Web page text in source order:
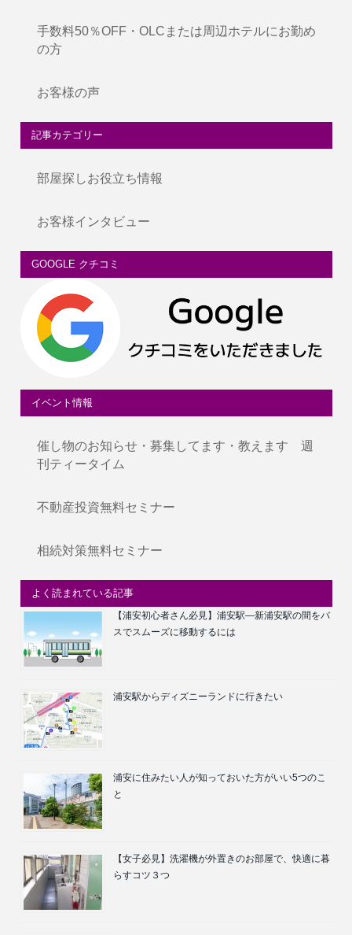
手数料50％OFF・OLCまたは周辺ホテルにお勤め
の方
お客様の声
記事カテゴリー
部屋探しお役立ち情報
お客様インタビュー
GOOGLE クチコミ
イベント情報
催し物のお知らせ・募集してます・教えます 週
刊ティータイム
不動産投資無料セミナー
相続対策無料セミナー
よく読まれている記事
【浦安初心者さん必見】浦安駅―新浦安駅の間をバ
スでスムーズに移動するには
浦安駅からディズニーランドに行きたい
浦安に住みたい人が知っておいた方がいい5つのこ
と
【女子必見】洗濯機が外置きのお部屋で、快適に暮
らすコツ３つ